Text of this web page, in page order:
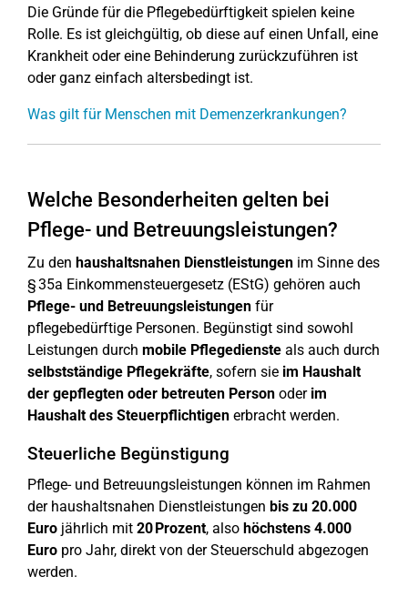
Die Gründe für die Pflegebedürftigkeit spielen keine
Rolle. Es ist gleichgültig, ob diese auf einen Unfall, eine
Krankheit oder eine Behinderung zurückzuführen ist
oder ganz einfach altersbedingt ist.
Was gilt für Menschen mit Demenzerkrankungen?
Welche Besonderheiten gelten bei
Pflege- und Betreuungsleistungen?
Zu den haushaltsnahen Dienstleistungen im Sinne des
§ 35a Einkommensteuergesetz (EStG) gehören auch
Pflege- und Betreuungsleistungen für
pflegebedürftige Personen. Begünstigt sind sowohl
Leistungen durch mobile Pflegedienste als auch durch
selbstständige Pflegekräfte, sofern sie im Haushalt
der gepflegten oder betreuten Person oder im
Haushalt des Steuerpflichtigen erbracht werden.
Steuerliche Begünstigung
Pflege- und Betreuungsleistungen können im Rahmen
der haushaltsnahen Dienstleistungen bis zu 20.000
Euro jährlich mit 20 Prozent, also höchstens 4.000
Euro pro Jahr, direkt von der Steuerschuld abgezogen
werden.